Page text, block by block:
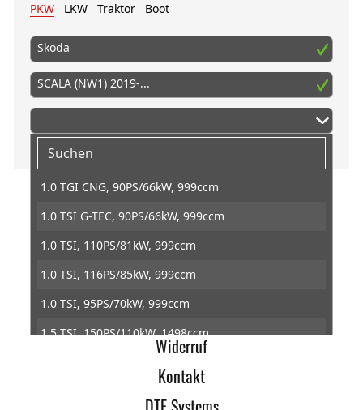
PKW LKW Traktor Boot
Skoda
SCALA (NW1) 2019-...
1.0 TGI CNG, 90PS/66kW, 999ccm
1.0 TSI G-TEC, 90PS/66kW, 999ccm
1.0 TSI, 110PS/81kW, 999ccm
1.0 TSI, 116PS/85kW, 999ccm
1.0 TSI, 95PS/70kW, 999ccm
1.5 TSI, 150PS/110kW, 1498ccm
Home
Impressum
AGB
Datenschutz
Widerruf
Kontakt